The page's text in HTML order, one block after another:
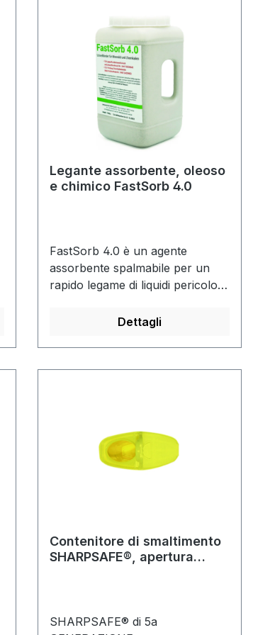
Legante assorbente, oleoso
e chimico FastSorb 4.0
FastSorb 4.0 è un agente
assorbente spalmabile per un
rapido legame di liquidi pericolosi.
essere utilizzato in tutti i luoghi di
possibili perdite
pericolose.Testato da TÜV
l'ambienteDisponibile montaggio
a parete opzionale con pala e
spazzola manuale.
Dettagli
Contenitore di smaltimento
SHARPSAFE®, apertura
SHARPSAFE® di 5a